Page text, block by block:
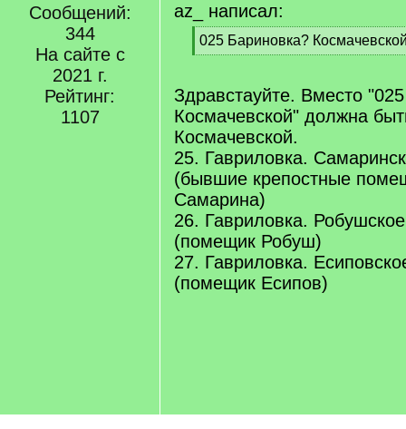
Сообщений:
344
На сайте с
2021 г.
Рейтинг:
1107
az_ написал:
[
q
025 Бариновка?
[
q
]
Здравстауйте. Вместо
Космачевской" должна
Космачевской.
25. Гавриловка.
(бывшие крепостные
Самарина)
26. Гавриловка.
(помещик Робуш)
27. Гавриловка.
(помещик Есипов)